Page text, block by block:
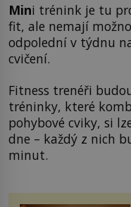
Mini trénink je tu
fit, ale nemají
odpolední v týdnu
cvičení.
Fitness trenéři
tréninky, které
pohybové cviky, si
dne – každý z nich
minut.